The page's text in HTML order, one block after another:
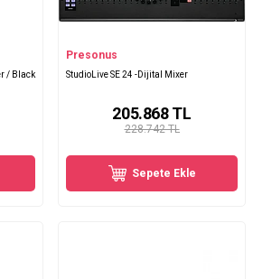
/ Black
Presonus
StudioLive SE 24 -Dijital Mixer
228.742 TL
205.868TL
Sepete Ekle